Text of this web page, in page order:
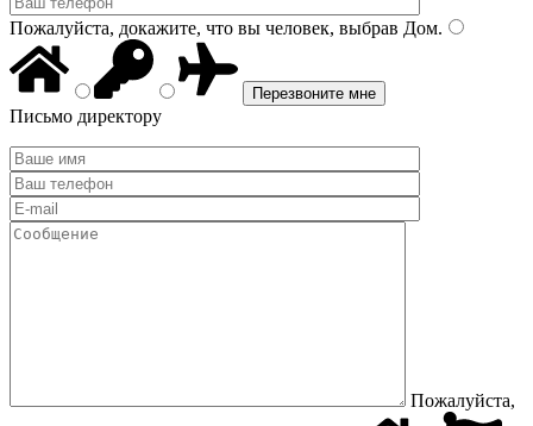
Пожалуйста, докажите, что вы человек, выбрав Дом.
Письмо директору
Пожалуйста,